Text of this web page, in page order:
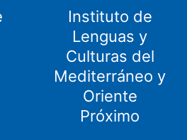
Instituto de
Lenguas y
Culturas del
Mediterráneo y
Oriente
Próximo